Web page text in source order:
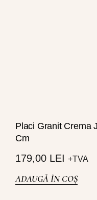
Placi Granit Crema
Cm
179,00 LEI +TVA
ADAUGĂ ÎN COȘ